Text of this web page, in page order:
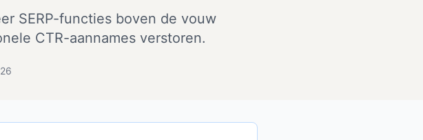
SERP-functies boven de vouw
CTR-aannames verstoren.